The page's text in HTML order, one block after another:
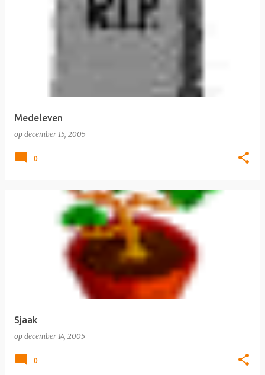
Medeleven
op december 15, 2005
0
Sjaak
op december 14, 2005
0